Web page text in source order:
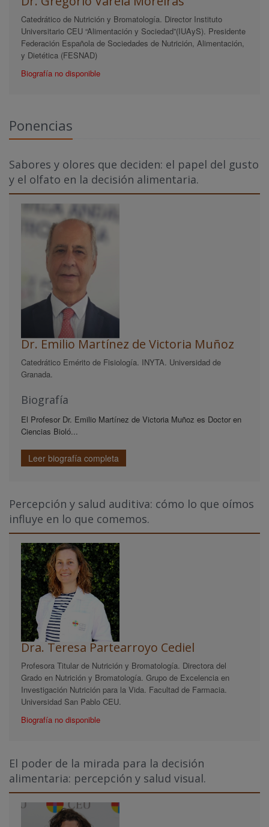
Catedrático de Nutrición y Bromatología. Director Instituto
Universitario CEU “Alimentación y Sociedad”(IUAyS). Presidente
Federación Española de Sociedades de Nutrición, Alimentación,
y Dietética (FESNAD)
Biografía no disponible
Ponencias
Sabores y olores que deciden: el papel del gusto
y el olfato en la decisión alimentaria.
Dr. Emilio Martínez de Victoria Muñoz
Catedrático Emérito de Fisiología. INYTA. Universidad de
Granada.
Biografía
El Profesor Dr. Emilio Martínez de Victoria Muñoz es Doctor en
Ciencias Bioló...
Leer biografía completa
Percepción y salud auditiva: cómo lo que oímos
influye en lo que comemos.
Dra. Teresa Partearroyo Cediel
Profesora Titular de Nutrición y Bromatología. Directora del
Grado en Nutrición y Bromatología. Grupo de Excelencia en
Investigación Nutrición para la Vida. Facultad de Farmacia.
Universidad San Pablo CEU.
Biografía no disponible
El poder de la mirada para la decisión
alimentaria: percepción y salud visual.